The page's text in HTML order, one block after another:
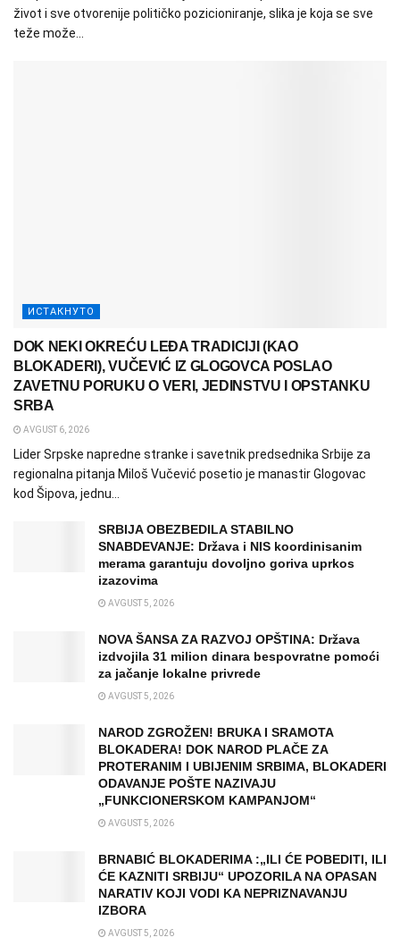
život i sve otvorenije političko pozicioniranje, slika je koja se sve
teže može...
ИСТАКНУТО
DOK NEKI OKREĆU LEĐA TRADICIJI (KAO
BLOKADERI), VUČEVIĆ IZ GLOGOVCA POSLAO
ZAVETNU PORUKU O VERI, JEDINSTVU I OPSTANKU
SRBA
AVGUST 6, 2026
Lider Srpske napredne stranke i savetnik predsednika Srbije za
regionalna pitanja Miloš Vučević posetio je manastir Glogovac
kod Šipova, jednu...
SRBIJA OBEZBEDILA STABILNO
SNABDEVANJE: Država i NIS koordinisanim
merama garantuju dovoljno goriva uprkos
izazovima
AVGUST 5, 2026
NOVA ŠANSA ZA RAZVOJ OPŠTINA: Država
izdvojila 31 milion dinara bespovratne pomoći
za jačanje lokalne privrede
AVGUST 5, 2026
NAROD ZGROŽEN! BRUKA I SRAMOTA
BLOKADERA! DOK NAROD PLAČE ZA
PROTERANIM I UBIJENIM SRBIMA, BLOKADERI
ODAVANJE POŠTE NAZIVAJU
„FUNKCIONERSKOM KAMPANJOM“
AVGUST 5, 2026
BRNABIĆ BLOKADERIMA :„ILI ĆE POBEDITI, ILI
ĆE KAZNITI SRBIJU“ UPOZORILA NA OPASAN
NARATIV KOJI VODI KA NEPRIZNAVANJU
IZBORA
AVGUST 5, 2026